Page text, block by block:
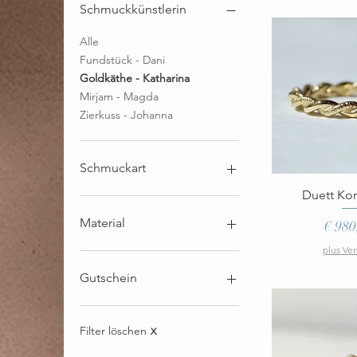
Schmuckkünstlerin
Alle
Fundstück - Dani
Goldkäthe - Katharina
Mirjam - Magda
Zierkuss - Johanna
Schmuckart
Ketten
Ohrschmuck
Armschmuck
Material
Silber
Silber vergoldet
Mit Stein
Gutschein
Giftcard
Gutschein
Filter löschen X
Duett
Preis
€
plus